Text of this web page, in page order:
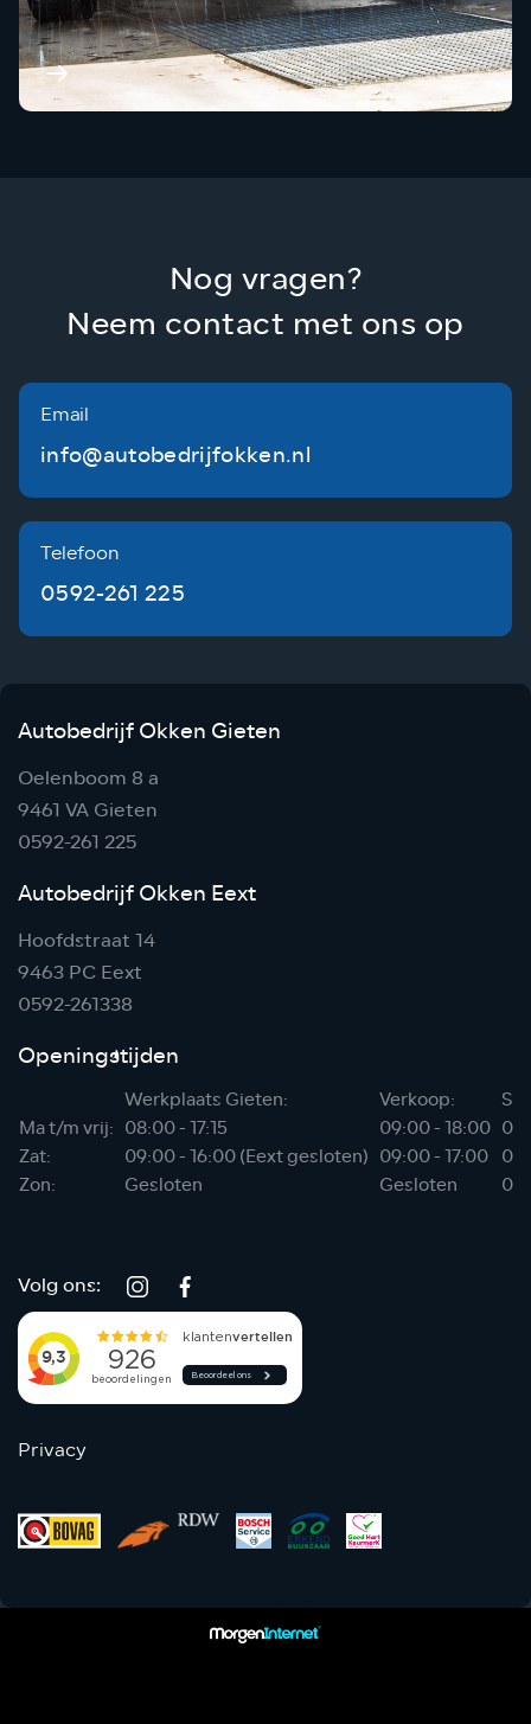
Nog vragen?
Neem contact met ons op
Email
info@autobedrijfokken.nl
Telefoon
0592-261 225
Autobedrijf Okken Gieten
Oelenboom 8 a
9461 VA Gieten
0592-261 225
Autobedrijf Okken Eext
Hoofdstraat 14
9463 PC Eext
0592-261338
Openingstijden
Werkplaats Gieten: Verkoop:
Ma t/m vrij: 08:00 - 17:15 09:00 - 18:00
Zat:
09:00 - 16:00 (Eext gesloten) 09:00 - 17:00
Zon:
Gesloten Gesloten
Volg ons:
Privacy